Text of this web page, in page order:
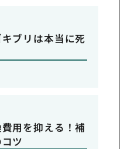
ブリは本当に死
用を抑える！補
ツ